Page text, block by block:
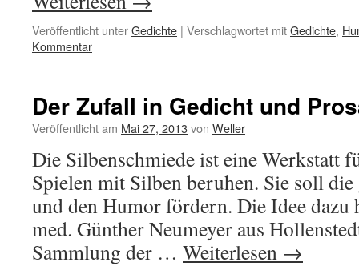
Veröffentlicht unterGedichte | Verschlagwortet mitGedichte,
Kommentar
Der Zufall in Gedicht und
Veröffentlicht am Mai 27, 2013von Weller
Die Silbenschmiede ist eine Werkstatt
Spielen mit Silben beruhen. Sie soll
und den Humor fördern. Die Idee dazu
med. Günther Neumeyer aus
Sammlung der … Weiterlesen →